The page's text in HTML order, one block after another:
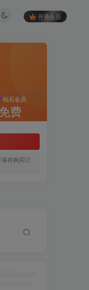
开通会员
钻石会员
费
存购买订